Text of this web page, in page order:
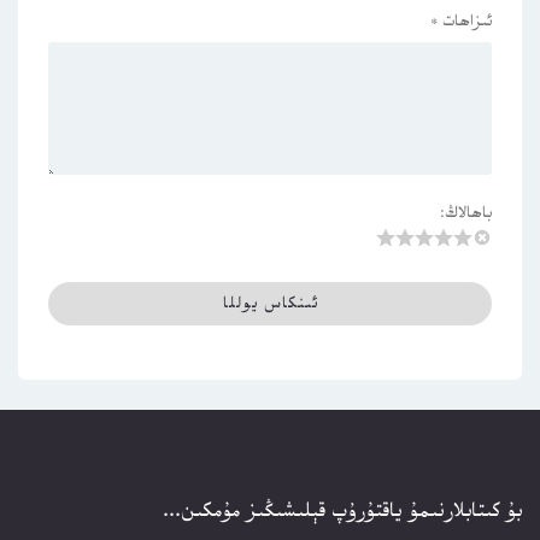
ئىزاھات *
باھالاڭ:
بۇ كىتابلارنىمۇ ياقتۇرۇپ قېلىشىڭىز مۇمكىن...